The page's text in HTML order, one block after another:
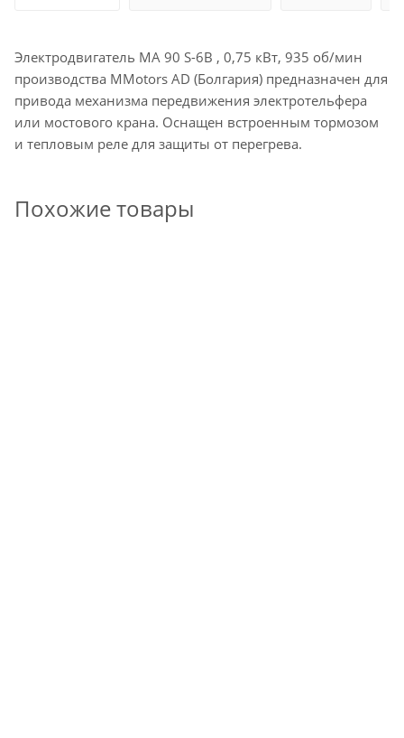
Электродвигатель МА 90 S-6B , 0,75 кВт, 935 об/мин
производства MMotors AD (Болгария) предназначен для
привода механизма передвижения электротельфера
или мостового крана. Оснащен встроенным тормозом
и тепловым реле для защиты от перегрева.
Похожие товары